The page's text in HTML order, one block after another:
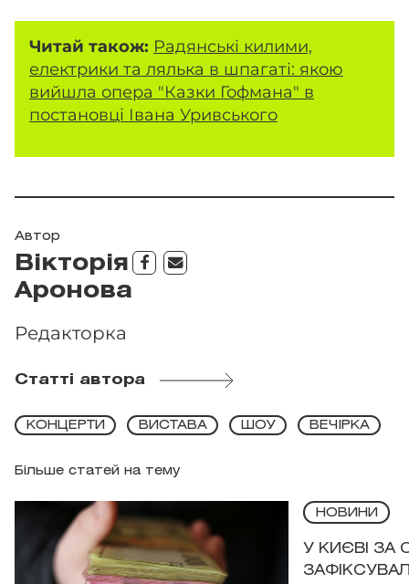
Читай також: Радянські килими,
електрики та лялька в шпагаті: якою
вийшла опера "Казки Гофмана" в
постановці Івана Уривського
Автор
Вікторія
Аронова
Редакторка
Статті автора
Більше статей на тему
КОНЦЕРТИ ВИСТАВА ШОУ ВЕЧІРКА
НОВИНИ
У КИЄВІ ЗА